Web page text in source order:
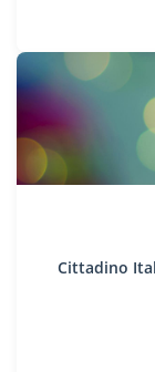
Cittadino